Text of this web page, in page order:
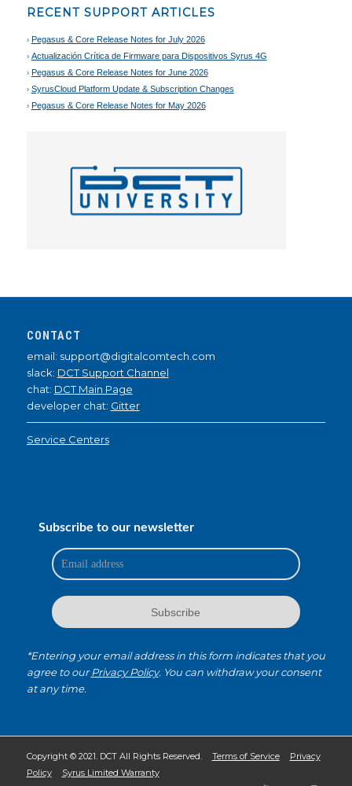
RECENT SUPPORT ARTICLES
Pegasus & Core Release Notes for July 2026
Actualización Crítica de Firmware para Dispositivos Syrus 4G
Pegasus & Core Release Notes for June 2026
SyrusCloud Platform Update & Subscription Changes
Pegasus & Core Release Notes for May 2026
CONTACT
email: support@digitalcomtech.com
slack: DCT Support Channel
chat: DCT Main Page
developer chat: Gitter
Service Centers
Subscribe to our newsletter
*Entering your email address in this form indicates that you
agree to ourPrivacy Policy. You can withdraw your consent
at any time.
Copyright © 2021. DCT All Rights Reserved. Terms of Service
Privacy
Policy
Syrus Limited Warranty